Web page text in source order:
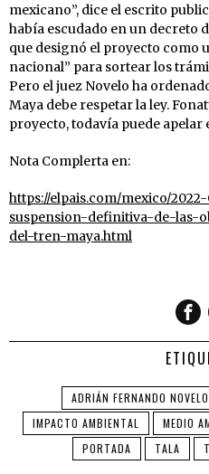
mexicano”, dice el escrito
había escudado en un decreto
que designó el proyecto como
nacional” para sortear los
Pero el juez Novelo ha
Maya debe respetar la ley.
proyecto, todavía puede apelar
Nota Complerta en:
https://elpais.com/mexico/
suspension-definitiva-de-las-
del-tren-maya.html
ADRIÁN FERNANDO NOVELO
IMPACTO AMBIENTAL
MEDIO
PORTADA
TALA